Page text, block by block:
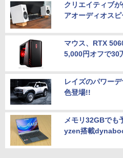
クリエイティブ
アオーディオスピ
マウス、RTX
5,000円オフで30
レイズのパワー
色登場!!
メモリ32GBでも
yzen搭載